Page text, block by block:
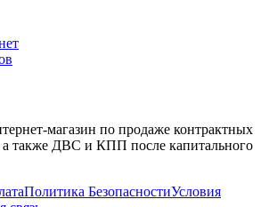
магазин по продаже контрактных
также ДВС и КПП после капитального
Политика БезопасностиУсловия